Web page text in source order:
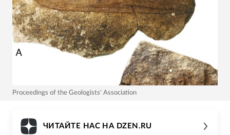
Proceedings of the Geologists' Association
ЧИТАЙТЕ НАС НА DZEN.RU